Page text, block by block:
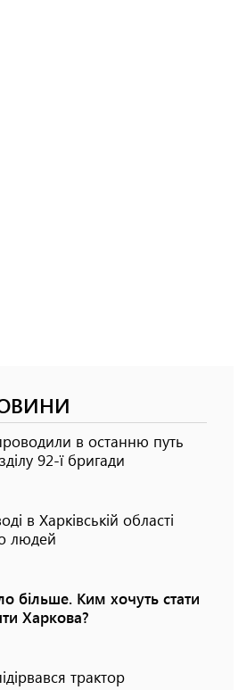
в останню путь
92-ї бригади
в Харківській області
людей
більше. Ким хочуть стати
Харкова?
трактор